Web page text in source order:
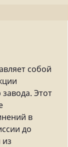
собой
Этот
в
до
из